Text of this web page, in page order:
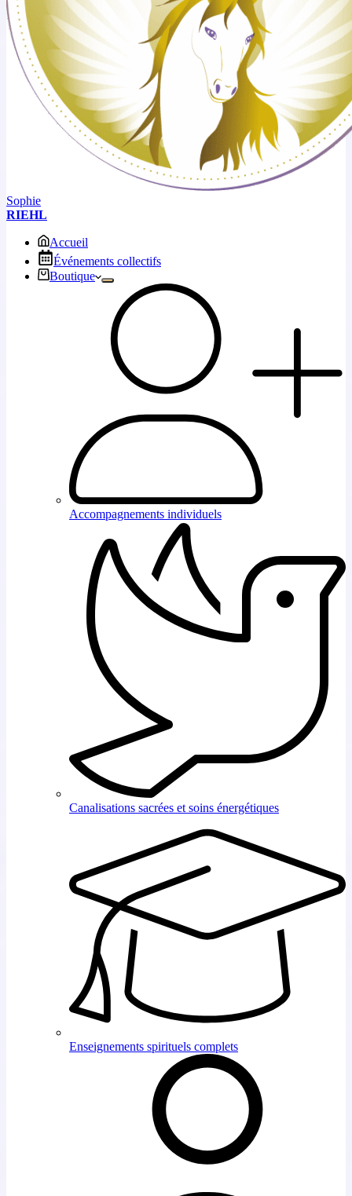
Sophie
RIEHL
Accueil
Événements collectifs
Boutique
Accompagnements individuels
Canalisations sacrées et soins énergétiques
Enseignements spirituels complets